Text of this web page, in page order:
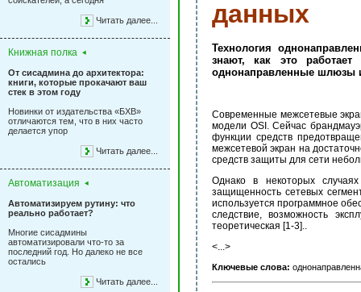
Читать далее...
Книжная полка
От сисадмина до архитектора:
книги, которые прокачают ваш
стек в этом году
Новинки от издательства «БХВ»
отличаются тем, что в них часто
делается упор
Читать далее...
Автоматизация
Автоматизируем рутину: что
реально работает?
Многие сисадмины
автоматизировали что-то за
последний год. Но далеко не все
остались
Читать далее...
данных
Технология
знают, как это
однонаправленные шлюзы
Современные межсетевые
модели OSI. Сейчас
функции средств
межсетевой экран на
средств защиты для сети
Однако в некоторых
защищенность сетевых
используется программное
следствие, возможность
теоретическая [1-3]..
<...>
Ключевые слова: